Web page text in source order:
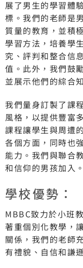
展了男生的學習體
標。我們的老師是
質量的教育，並積
學習方法，培養學
究、評判和整合信
值。此外，我們鼓
並展示他們的綜合
我們量身訂製了課
風格，以提供豐富
課程讓學生與周遭
各個方面，同時也
能力。我們與聯合
和信仰的男孩加入。
學校優勢：
MBBC致力於小班
著重個別化教學，
關係，我們的老師
有禮貌、自信和謙